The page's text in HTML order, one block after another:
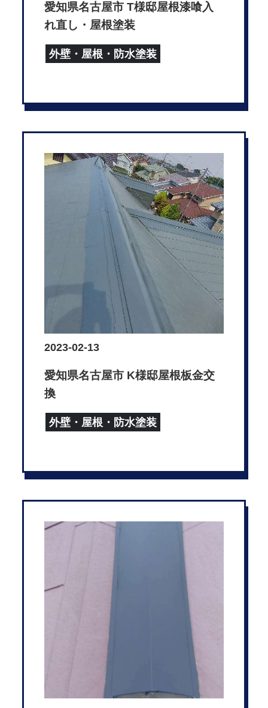
愛知県名古屋市 T様邸屋根漆喰入
れ直し・屋根塗装
外壁・屋根・防水塗装
2023-02-13
愛知県名古屋市 K様邸屋根板金交
換
外壁・屋根・防水塗装